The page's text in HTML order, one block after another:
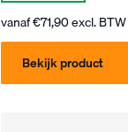
vanaf€71,90excl. BTW
Bekijk product